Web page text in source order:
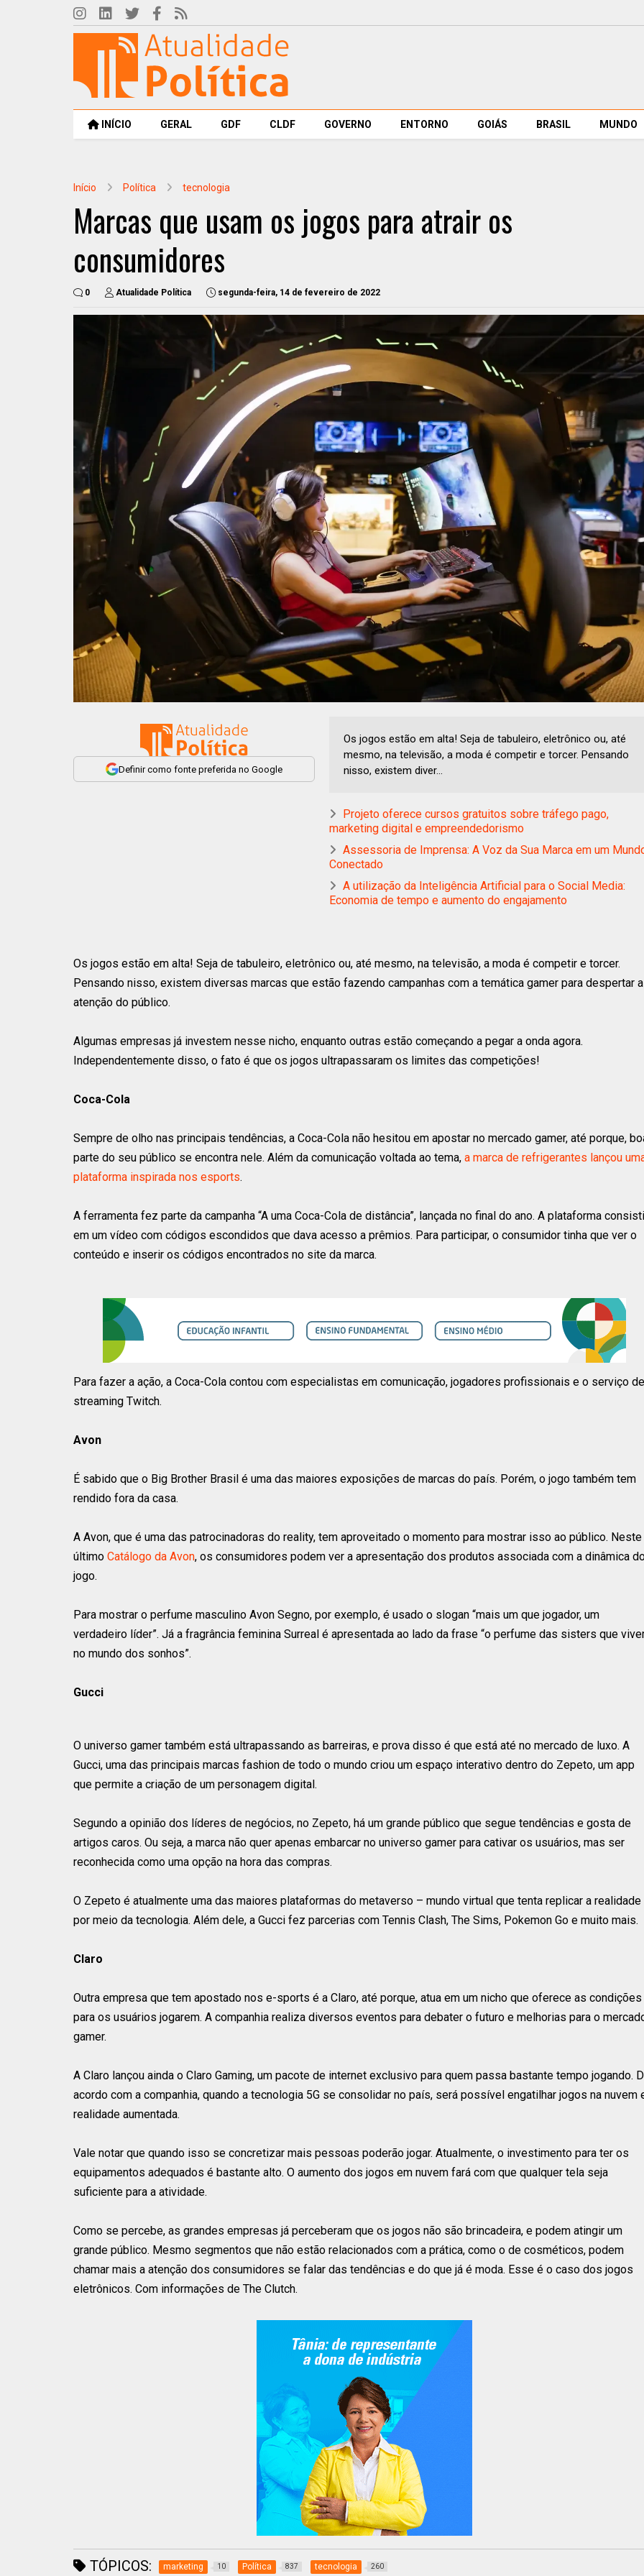
INÍCIO GERAL GDF CLDF GOVERNO ENTORNO GOIÁS BRASIL MUNDO
Início Política tecnologia
Marcas que usam os jogos para atrair os
consumidores
0 Atualidade Política segunda-feira, 14 de fevereiro de 2022
Definir como fonte preferida no Google
Os jogos estão em alta! Seja de tabuleiro, eletrônico ou, até
mesmo, na televisão, a moda é competir e torcer. Pensando
nisso, existem diver...
Projeto oferece cursos gratuitos sobre tráfego pago,
marketing digital e empreendedorismo
Assessoria de Imprensa: A Voz da Sua Marca em um
Conectado
A utilização da Inteligência Artificial para o Social Media:
Economia de tempo e aumento do engajamento
Os jogos estão em alta! Seja de tabuleiro, eletrônico ou, até mesmo, na televisão, a moda é competir e torcer.
Pensando nisso, existem diversas marcas que estão fazendo campanhas com a temática gamer para despertar a
atenção do público.
Algumas empresas já investem nesse nicho, enquanto outras estão começando a pegar a onda agora.
Independentemente disso, o fato é que os jogos ultrapassaram os limites das competições!
Coca-Cola
Sempre de olho nas principais tendências, a Coca-Cola não hesitou em apostar no mercado gamer, até porque,
parte do seu público se encontra nele. Além da comunicação voltada ao tema, a marca de refrigerantes lançou
plataforma inspirada nos esports.
A ferramenta fez parte da campanha “A uma Coca-Cola de distância”, lançada no final do ano. A plataforma
em um vídeo com códigos escondidos que dava acesso a prêmios. Para participar, o consumidor tinha que ver o
conteúdo e inserir os códigos encontrados no site da marca.
Para fazer a ação, a Coca-Cola contou com especialistas em comunicação, jogadores profissionais e o serviço de
streaming Twitch.
Avon
É sabido que o Big Brother Brasil é uma das maiores exposições de marcas do país. Porém, o jogo também tem
rendido fora da casa.
A Avon, que é uma das patrocinadoras do reality, tem aproveitado o momento para mostrar isso ao público. Neste
último Catálogo da Avon, os consumidores podem ver a apresentação dos produtos associada com a dinâmica
jogo.
Para mostrar o perfume masculino Avon Segno, por exemplo, é usado o slogan “mais um que jogador, um
verdadeiro líder”. Já a fragrância feminina Surreal é apresentada ao lado da frase “o perfume das sisters que
no mundo dos sonhos”.
Gucci
O universo gamer também está ultrapassando as barreiras, e prova disso é que está até no mercado de luxo. A
Gucci, uma das principais marcas fashion de todo o mundo criou um espaço interativo dentro do Zepeto, um app
que permite a criação de um personagem digital.
Segundo a opinião dos líderes de negócios, no Zepeto, há um grande público que segue tendências e gosta de
artigos caros. Ou seja, a marca não quer apenas embarcar no universo gamer para cativar os usuários, mas ser
reconhecida como uma opção na hora das compras.
O Zepeto é atualmente uma das maiores plataformas do metaverso – mundo virtual que tenta replicar a realidade
por meio da tecnologia. Além dele, a Gucci fez parcerias com Tennis Clash, The Sims, Pokemon Go e muito mais.
Claro
Outra empresa que tem apostado nos e-sports é a Claro, até porque, atua em um nicho que oferece as condições
para os usuários jogarem. A companhia realiza diversos eventos para debater o futuro e melhorias para o
gamer.
A Claro lançou ainda o Claro Gaming, um pacote de internet exclusivo para quem passa bastante tempo jogando.
acordo com a companhia, quando a tecnologia 5G se consolidar no país, será possível engatilhar jogos na nuvem
realidade aumentada.
Vale notar que quando isso se concretizar mais pessoas poderão jogar. Atualmente, o investimento para ter os
equipamentos adequados é bastante alto. O aumento dos jogos em nuvem fará com que qualquer tela seja
suficiente para a atividade.
Como se percebe, as grandes empresas já perceberam que os jogos não são brincadeira, e podem atingir um
grande público. Mesmo segmentos que não estão relacionados com a prática, como o de cosméticos, podem
chamar mais a atenção dos consumidores se falar das tendências e do que já é moda. Esse é o caso dos jogos
eletrônicos. Com informações de The Clutch.
TÓPICOS: marketing 10 Política 837 tecnologia 260